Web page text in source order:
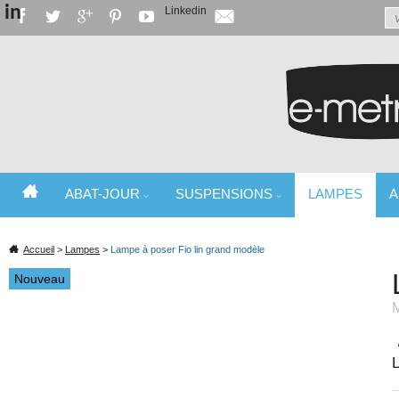
SPÉCIALISTE DE L'ABAT-JOUR ET DU LUMINAIRE
ABAT-JOUR SUSPENSIONS LAMPES
Accueil > Lampes > Lampe à poser Fio lin grand modèle
Nouveau
in Linkedin